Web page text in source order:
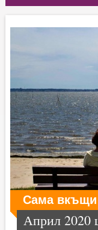
Сама вкъщи
Април 2020